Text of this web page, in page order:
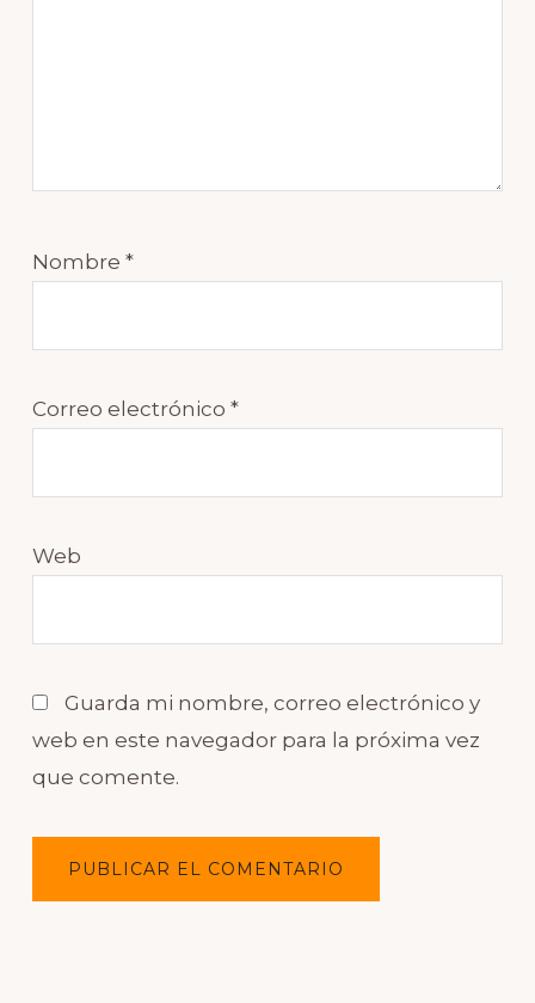
Nombre *
Correo electrónico *
Web
Guarda mi nombre, correo electrónico y
web en este navegador para la próxima vez
que comente.